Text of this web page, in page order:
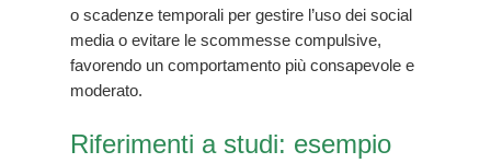
o scadenze temporali per gestire l’uso dei social
media o evitare le scommesse compulsive,
favorendo un comportamento più consapevole e
moderato.
Riferimenti a studi: esempio